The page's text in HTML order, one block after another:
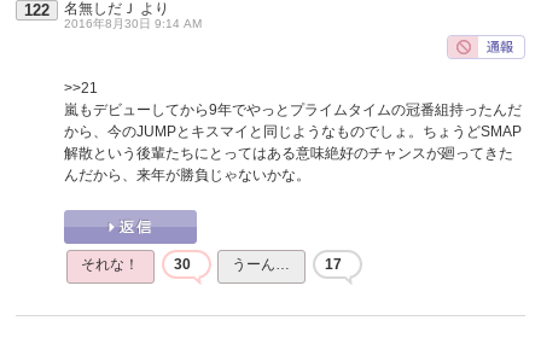
122 名無しだＪ より
2016年8月30日 9:14 AM
>>21
嵐もデビューしてから9年でやっとプライムタイムの冠番組持ったんだ
から、今のJUMPとキスマイと同じようなものでしょ。ちょうどSMAP
解散という後輩たちにとってはある意味絶好のチャンスが廻ってきた
んだから、来年が勝負じゃないかな。
それな！ 30 うーん… 17